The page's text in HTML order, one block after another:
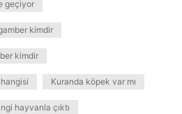
geçiyor
kimdir
kimdir
Kuranda köpek var mı
hayvanla çıktı